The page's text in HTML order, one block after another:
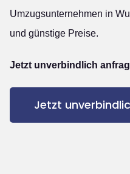
Umzugsunternehmen in
und günstige Preise.
Jetzt unverbindlich
Jetzt